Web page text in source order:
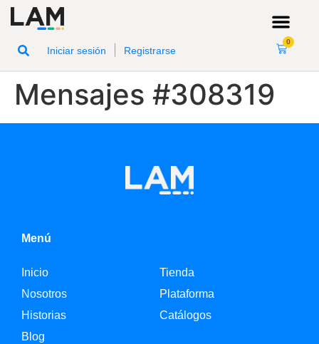
Iniciar sesión Registrarse
0
Mensajes #308319
Menú
Inicio
Nosotros
Historias
Blog
Tienda
Plataforma
Catálogos